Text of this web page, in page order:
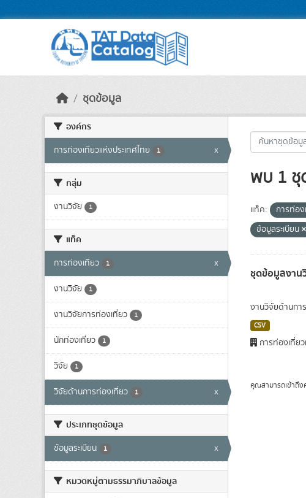
ชุดข้อมูล
องค์กร
การท่องเที่ยวแห่งประเทศไทย 1 x
กลุ่ม
งานวิจัย 1
แท็ค
การท่องเที่ยว 1 x
งานวิจัย 1
งานวิจัยการท่องเที่ยว 1
นักท่องเที่ยว 1
วิจัย 1
วิจัยด้านการท่องเที่ยว 1 x
ประเภทชุดข้อมูล
ข้อมูลระเบียน 1 x
หมวดหมู่ตามธรรมาภิบาลข้อมูล
พบ 1 ชุ
แท็ค: การท่อง
ข้อมูลระเบียน
ชุดข้อมูลงาน
งานวิจัยด้านกา
CSV
การท่องเที่ยว
คุณสามารถเข้าถึง